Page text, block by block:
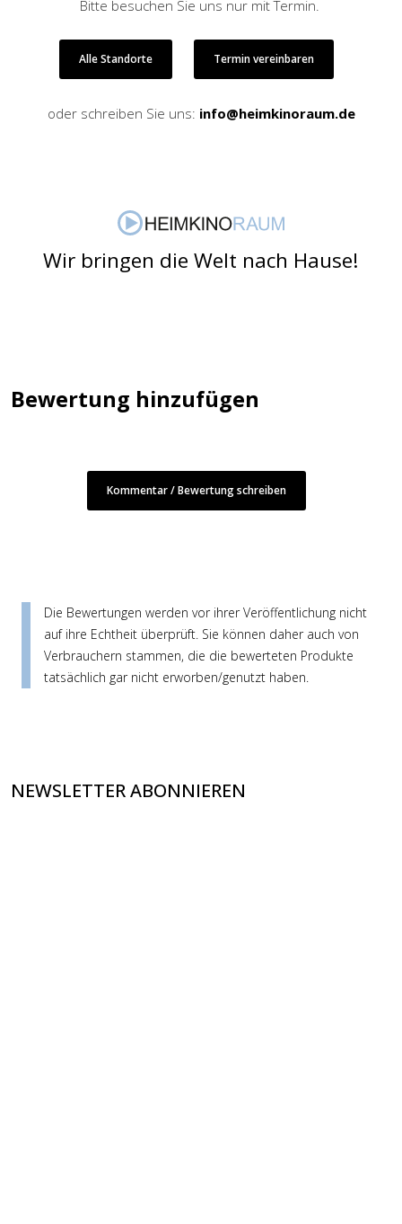
Bitte besuchen Sie uns nur mit Termin.
Alle Standorte Termin vereinbaren
oder schreiben Sie uns: info@heimkinoraum.de
Wir bringen die Welt nach Hause!
Bewertung hinzufügen
Kommentar / Bewertung schreiben
Die Bewertungen werden vor ihrer Veröffentlichung nicht
auf ihre Echtheit überprüft. Sie können daher auch von
Verbrauchern stammen, die die bewerteten Produkte
tatsächlich gar nicht erworben/genutzt haben.
NEWSLETTER ABONNIEREN